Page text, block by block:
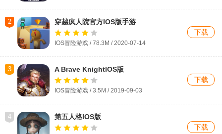
2 穿越疯人院官方IOS版手游
IOS冒险游戏 / 78.3M / 2020-07-14
下载
3 A Brave KnightIOS版
IOS冒险游戏 / 3.5M / 2019-09-03
下载
4 第五人格IOS版
下载